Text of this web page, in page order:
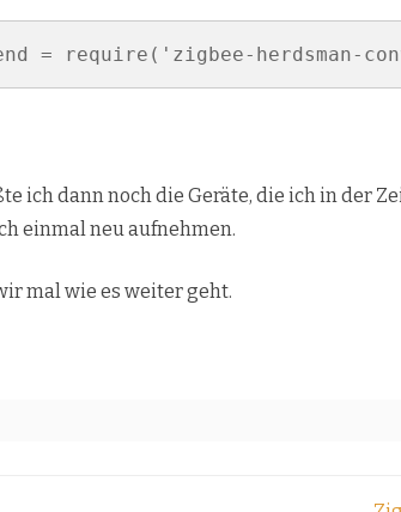
= require('zigbee-herdsman-
ich dann noch die Geräte, die ich in der
einmal neu aufnehmen.
mal wie es weiter geht.